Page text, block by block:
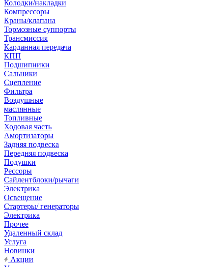
Колодки/накладки
Компрессоры
Краны/клапана
Тормозные суппорты
Трансмиссия
Карданная передача
КПП
Подшипники
Сальники
Сцепление
Фильтра
Воздушные
маслянные
Топливные
Ходовая часть
Амортизаторы
Задняя подвеска
Передняя подвеска
Подушки
Рессоры
Сайлентблоки/рычаги
Электрика
Освещение
Стартеры/ генераторы
Электрика
Прочее
Удаленный склад
Услуга
Новинки
Акции